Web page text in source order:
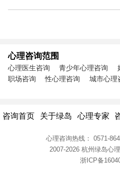
的美国及...
心理咨询范围
心理医生咨询 青少年心理咨询
职场咨询
性心理咨询 城市心理
咨询首页 关于绿岛 心理专家
心理咨询热线： 0571-
2007-2026 杭州绿岛心
浙ICP备